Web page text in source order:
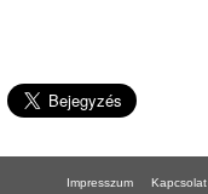
Impresszum Kapcsolat